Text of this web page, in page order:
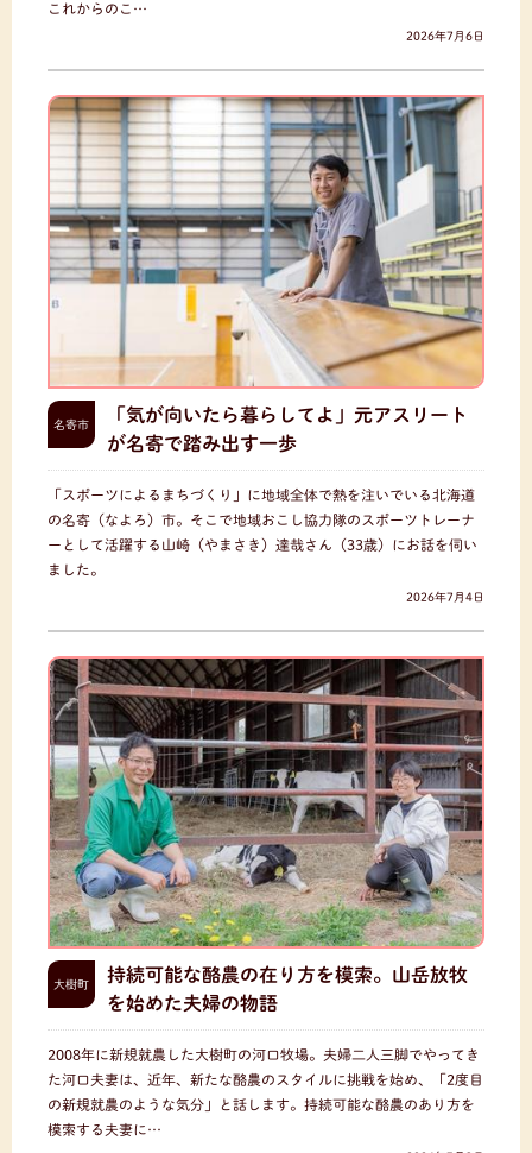
これからのこ…
2026年7月6日
名寄市
「気が向いたら暮らしてよ」元アスリート
が名寄で踏み出す一歩
「スポーツによるまちづくり」に地域全体で熱を注いでいる北海道
の名寄（なよろ）市。そこで地域おこし協力隊のスポーツトレーナ
ーとして活躍する山崎（やまさき）達哉さん（33歳）にお話を伺い
ました。
2026年7月4日
大樹町
持続可能な酪農の在り方を模索。山岳放牧
を始めた夫婦の物語
2008年に新規就農した大樹町の河口牧場。夫婦二人三脚でやってき
た河口夫妻は、近年、新たな酪農のスタイルに挑戦を始め、「2度目
の新規就農のような気分」と話します。持続可能な酪農のあり方を
模索する夫妻に…